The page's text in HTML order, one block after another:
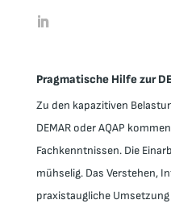
Pragmatische Hilfe zur
Zu den kapazitiven
DEMAR oder AQAP
Fachkenntnissen. Die
mühselig. Das Verstehen,
praxistaugliche